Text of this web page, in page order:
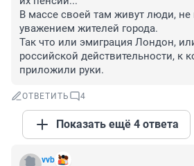
В массе своей там живут люди,
уважением жителей города.
Так что или эмиграция Лондон,
российской действительности, к
приложили руки.
ОТВЕТИТЬ 4
Показать ещё 4 ответа
vvb